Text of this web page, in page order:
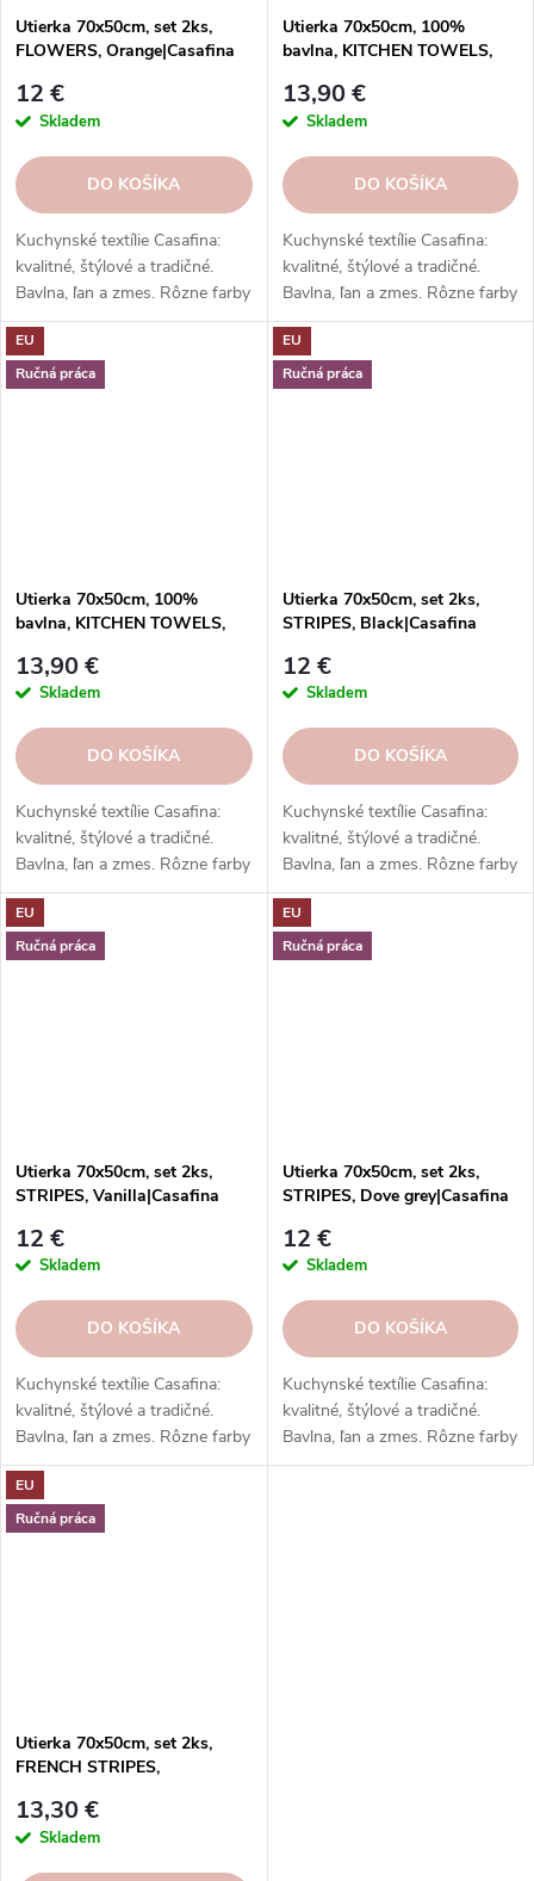
Utierka 70x50cm, set 2ks,
FLOWERS, Orange|Casafina
12 €
Skladem
DO KOŠÍKA
Kuchynské textílie Casafina:
kvalitné, štýlové a tradičné.
Bavlna, ľan a zmes. Rôzne farby
a vzory. Hodí sa k riadu a
doplnkom. Skvelý darček.
Utierka 70x50cm, 100%
bavlna, KITCHEN TOWELS,
13,90 €
Skladem
DO KOŠÍKA
Kuchynské textílie Casafina:
kvalitné, štýlové a tradičné.
Bavlna, ľan a zmes. Rôzne farby
a vzory. Hodí sa k riadu a
doplnkom. Skvelý darček.
EU
Ručná práca
Utierka 70x50cm, 100%
bavlna, KITCHEN TOWELS,
13,90 €
Skladem
DO KOŠÍKA
Kuchynské textílie Casafina:
kvalitné, štýlové a tradičné.
Bavlna, ľan a zmes. Rôzne farby
a vzory. Hodí sa k riadu a
doplnkom. Skvelý darček.
EU
Ručná práca
Utierka 70x50cm, set 2ks,
STRIPES, Black|Casafina
12 €
Skladem
DO KOŠÍKA
Kuchynské textílie Casafina:
kvalitné, štýlové a tradičné.
Bavlna, ľan a zmes. Rôzne farby
a vzory. Hodí sa k riadu a
doplnkom. Skvelý darček.
EU
Ručná práca
Utierka 70x50cm, set 2ks,
STRIPES, Vanilla|Casafina
12 €
Skladem
DO KOŠÍKA
Kuchynské textílie Casafina:
kvalitné, štýlové a tradičné.
Bavlna, ľan a zmes. Rôzne farby
a vzory. Hodí sa k riadu a
doplnkom. Skvelý darček.
EU
Ručná práca
Utierka 70x50cm, set 2ks,
STRIPES, Dove grey|Casafina
12 €
Skladem
DO KOŠÍKA
Kuchynské textílie Casafina:
kvalitné, štýlové a tradičné.
Bavlna, ľan a zmes. Rôzne farby
a vzory. Hodí sa k riadu a
EU
Ručná práca
Utierka 70x50cm, set 2ks,
FRENCH STRIPES,
13,30 €
Skladem